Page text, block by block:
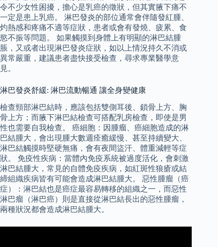
令不少女性困擾，擔心是乳癌的徵狀，但其實腋下痛不
一定是患上乳癌。 淋巴發炎的部位通常會伴隨發紅腫、
灼熱感和疼痛不適等症狀，患者或會有發燒、疲累、食
慾不振等問題。 如果觸摸到身體上有明顯的淋巴結腫
脹，又或者出現淋巴發炎症狀，如以上情況持久不消或
異常嚴重，建議患者盡快接受檢查，尋求專業醫學意
見。
淋巴發炎舒緩: 淋巴流動暢通 讓全身變健康
檢查頸部淋巴結時，應該包括雙側耳後、鎖骨上方、胸
骨上方；而腋下淋巴結檢查可搭配乳房檢查，即使是男
性也需要自我檢查。 癌細胞：因腫瘤、癌細胞造成的淋
巴結腫大，會出現腫大數週痊癒緩慢、甚至持續變大、
淋巴結觸摸時堅硬無痛，會有夜間盜汗、體重減輕等症
狀。 免疫性疾病：當體內免疫系統被過度活化，會刺激
淋巴結腫大，常見的自體免疫疾病，如紅斑性狼瘡或結
締組織疾病皆有可能會造成淋巴結腫大。 惡性腫瘤（癌
症）：淋巴結也是癌症最容易轉移的組織之一，而惡性
淋巴瘤（淋巴癌）則是直接從淋巴結長出的惡性腫瘤，
兩種狀況都會造成淋巴結腫大。